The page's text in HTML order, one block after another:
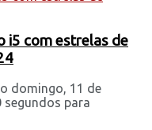
i5 com estrelas de
domingo, 11 de
segundos para